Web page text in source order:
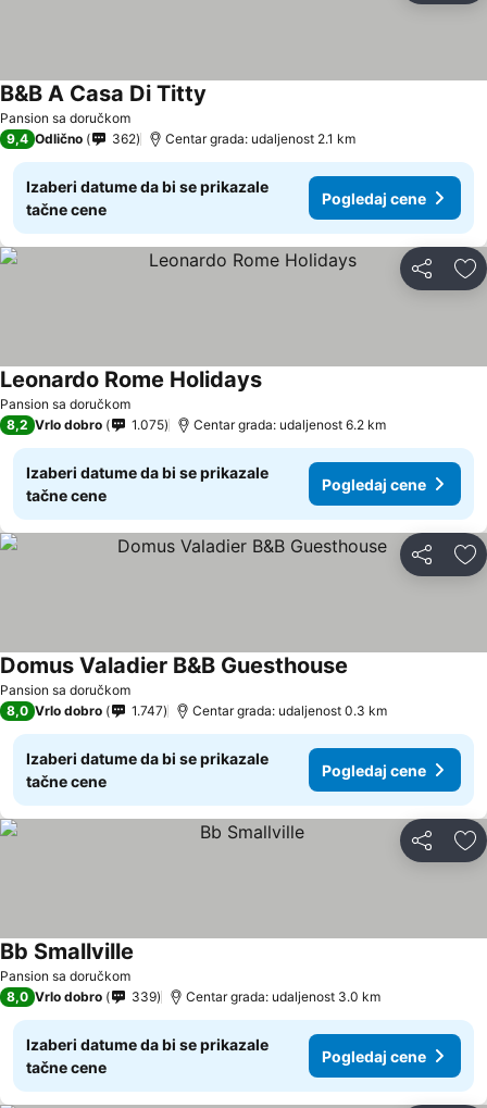
Pansion sa doručkom
B&B A Casa Di Titty
9,4 Odlično 362 Centar grada: udaljenost 2.1 km
Izaberi datume da bi se prikazale
tačne cene
Pogledaj cene
Deli
Pansion sa doručkom
Leonardo Rome Holidays
8,2 Vrlo dobro 1.075 Centar grada: udaljenost 6.2 km
Izaberi datume da bi se prikazale
tačne cene
Pogledaj cene
Deli
Pansion sa doručkom
Domus Valadier B&B Guesthouse
8,0 Vrlo dobro 1.747 Centar grada: udaljenost 0.3 km
Izaberi datume da bi se prikazale
tačne cene
Pogledaj cene
Deli
Pansion sa doručkom
Bb Smallville
8,0 Vrlo dobro 339 Centar grada: udaljenost 3.0 km
Izaberi datume da bi se prikazale
tačne cene
Pogledaj cene